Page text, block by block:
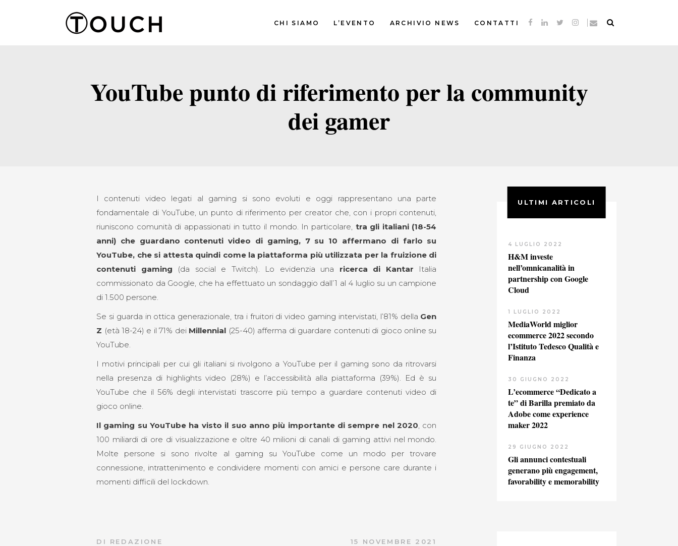
CHI SIAMO L’EVENTO ARCHIVIO NEWS CONTATTI
YouTube punto di riferimento per la community
dei gamer
I contenuti video legati al gaming si sono evoluti e oggi rappresentano una parte
fondamentale di YouTube, un punto di riferimento per creator che, con i propri contenuti,
riuniscono comunità di appassionati in tutto il mondo. In particolare, tra gli italiani (18-54
anni) che guardano contenuti video di gaming, 7 su 10 affermano di farlo su
YouTube, che si attesta quindi come la piattaforma più utilizzata per la fruizione di
contenuti gaming (da social e Twitch). Lo evidenzia una ricerca di Kantar Italia
commissionato da Google, che ha effettuato un sondaggio dall’1 al 4 luglio su un campione
di 1.500 persone.
Se si guarda in ottica generazionale, tra i fruitori di video gaming intervistati, l’81% della Gen
Z (età 18-24) e il 71% dei Millennial (25-40) afferma di guardare contenuti di gioco online su
YouTube.
I motivi principali per cui gli italiani si rivolgono a YouTube per il gaming sono da ritrovarsi
nella presenza di highlights video (28%) e l’accessibilità alla piattaforma (39%). Ed è su
YouTube che il 56% degli intervistati trascorre più tempo a guardare contenuti video di
gioco online.
Il gaming su YouTube ha visto il suo anno più importante di sempre nel 2020, con
100 miliardi di ore di visualizzazione e oltre 40 milioni di canali di gaming attivi nel mondo.
Molte persone si sono rivolte al gaming su YouTube come un modo per trovare
connessione, intrattenimento e condividere momenti con amici e persone care durante i
momenti difficili del lockdown.
DI REDAZIONE 15 NOVEMBRE 2021
ULTIMI ARTICOLI
4 LUGLIO 2022
H&M investe
nell’omnicanalità in
partnership con Google
Cloud
1 LUGLIO 2022
MediaWorld miglior
ecommerce 2022 secondo
l’Istituto Tedesco Qualità e
Finanza
30 GIUGNO 2022
L’ecommerce “Dedicato a
te” di Barilla premiato da
Adobe come experience
maker 2022
29 GIUGNO 2022
Gli annunci contestuali
generano più engagement,
favorability e memorability